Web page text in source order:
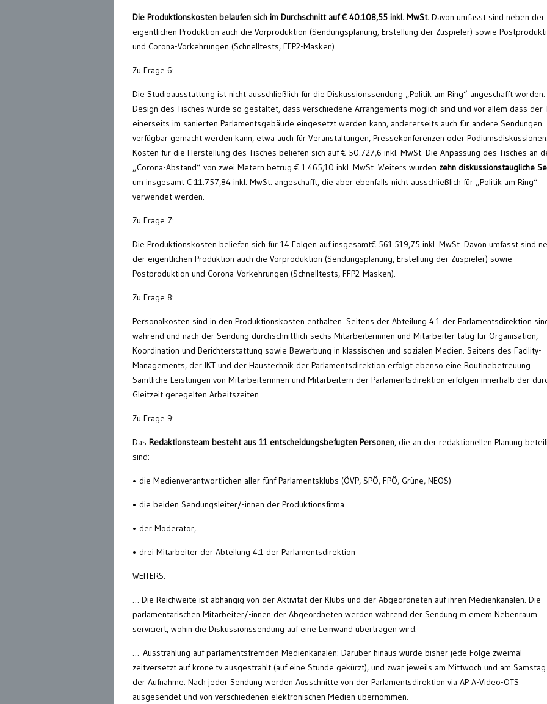
Die Produktionskosten belaufen sich im Durchschnitt auf € 40.108,55 inkl. MwSt. Davon umfasst sind neben der
eigentlichen Produktion auch die Vorproduktion (Sendungsplanung, Erstellung der Zuspieler) sowie
und Corona-Vorkehrungen (Schnelltests, FFP2-Masken).
Zu Frage 6:
Die Studioausstattung ist nicht ausschließlich für die Diskussionssendung „Politik am Ring“ angeschafft worden.
Design des Tisches wurde so gestaltet, dass verschiedene Arrangements möglich sind und vor allem dass der
einerseits im sanierten Parlamentsgebäude eingesetzt werden kann, andererseits auch für andere Sendungen
verfügbar gemacht werden kann, etwa auch für Veranstaltungen, Pressekonferenzen oder
Kosten für die Herstellung des Tisches beliefen sich auf € 50.727,6 inkl. MwSt. Die Anpassung des Tisches an
„Corona-Abstand“ von zwei Metern betrug € 1.465,10 inkl. MwSt. Weiters wurden zehn diskussionstaugliche
um insgesamt € 11.757,84 inkl. MwSt. angeschafft, die aber ebenfalls nicht ausschließlich für „Politik am Ring“
verwendet werden.
Zu Frage 7:
Die Produktionskosten beliefen sich für 14 Folgen auf insgesamt€ 561.519,75 inkl. MwSt. Davon umfasst sind
der eigentlichen Produktion auch die Vorproduktion (Sendungsplanung, Erstellung der Zuspieler) sowie
Postproduktion und Corona-Vorkehrungen (Schnelltests, FFP2-Masken).
Zu Frage 8:
Personalkosten sind in den Produktionskosten enthalten. Seitens der Abteilung 4.1 der Parlamentsdirektion
während und nach der Sendung durchschnittlich sechs Mitarbeiterinnen und Mitarbeiter tätig für Organisation,
Koordination und Berichterstattung sowie Bewerbung in klassischen und sozialen Medien. Seitens des Facility-
Managements, der IKT und der Haustechnik der Parlamentsdirektion erfolgt ebenso eine Routinebetreuung.
Sämtliche Leistungen von Mitarbeiterinnen und Mitarbeitern der Parlamentsdirektion erfolgen innerhalb der
Gleitzeit geregelten Arbeitszeiten.
Zu Frage 9:
Das Redaktionsteam besteht aus 11 entscheidungsbefugten Personen, die an der redaktionellen Planung
sind:
• die Medienverantwortlichen aller fünf Parlamentsklubs (ÖVP, SPÖ, FPÖ, Grüne, NEOS)
• die beiden Sendungsleiter/-innen der Produktionsfirma
• der Moderator,
• drei Mitarbeiter der Abteilung 4.1 der Parlamentsdirektion
WEITERS:
… Die Reichweite ist abhängig von der Aktivität der Klubs und der Abgeordneten auf ihren Medienkanälen. Die
parlamentarischen Mitarbeiter/-innen der Abgeordneten werden während der Sendung m emem Nebenraum
serviciert, wohin die Diskussionssendung auf eine Leinwand übertragen wird.
… Ausstrahlung auf parlamentsfremden Medienkanälen: Darüber hinaus wurde bisher jede Folge zweimal
zeitversetzt auf krone.tv ausgestrahlt (auf eine Stunde gekürzt), und zwar jeweils am Mittwoch und am Samstag
der Aufnahme. Nach jeder Sendung werden Ausschnitte von der Parlamentsdirektion via AP A-Video-OTS
ausgesendet und von verschiedenen elektronischen Medien übernommen.